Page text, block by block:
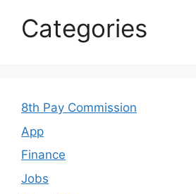
Categories
8th Pay Commission
App
Finance
Jobs